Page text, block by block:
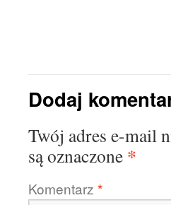
Dodaj
Twój adres e-mail
są oznaczone *
Komentarz *